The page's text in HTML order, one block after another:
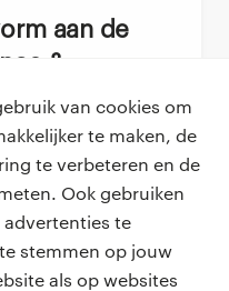
van cookies om
te maken, de
te verbeteren en de
Ook gebruiken
te
stemmen op jouw
als op websites
&